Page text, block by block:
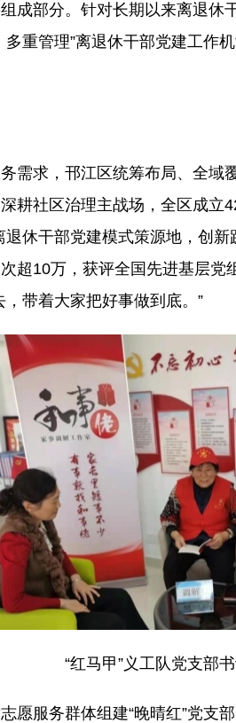
成部分。针对长期以来离退
重管理”离退休干部党建工
需求，邗江区统筹布局、全域
耕社区治理主战场，全区成立
退休干部党建模式策源地，创
超10万，获评全国先进基层
带着大家把好事做到底。”
“红马甲”义工队党支部
愿服务群体组建“晚晴红”党支